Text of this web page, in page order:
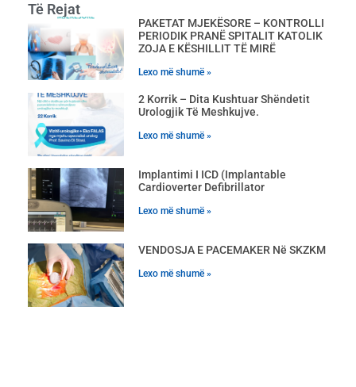
Të Rejat
PAKETAT MJEKËSORE – KONTROLLI
PERIODIK PRANË SPITALIT KATOLIK
ZOJA E KËSHILLIT TË MIRË
Lexo më shumë »
2 Korrik – Dita Kushtuar Shëndetit
Urologjik Të Meshkujve.
Lexo më shumë »
Implantimi I ICD (Implantable
Cardioverter Defibrillator
Lexo më shumë »
VENDOSJA E PACEMAKER Në SKZKM
Lexo më shumë »